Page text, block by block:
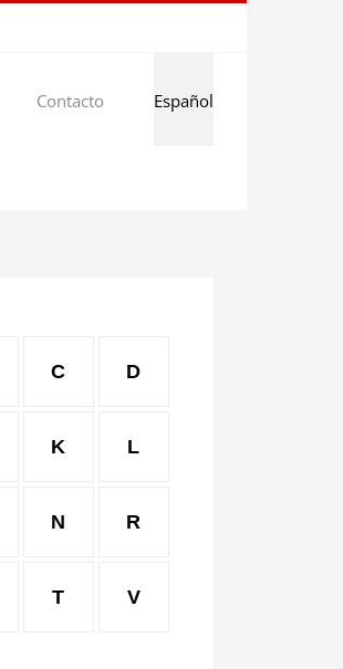
Contacto Español
C D
K L
N R
T V